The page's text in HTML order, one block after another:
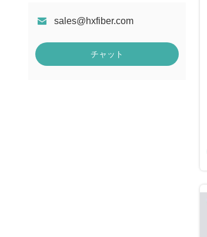
sales@hxfiber.com
チャット